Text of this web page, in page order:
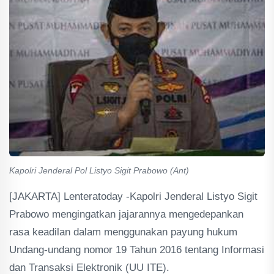
Kapolri Jenderal Pol Listyo Sigit Prabowo (Ant)
[JAKARTA] Lenteratoday -Kapolri Jenderal Listyo Sigit
Prabowo mengingatkan jajarannya mengedepankan
rasa keadilan dalam menggunakan payung hukum
Undang-undang nomor 19 Tahun 2016 tentang Informasi
dan Transaksi Elektronik (UU ITE).